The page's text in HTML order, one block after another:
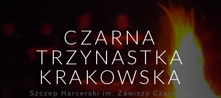
CZARNA
TRZYNASTKA
KRAKOWSKA
Szczep Harcerski im. Zawiszy Czarnego